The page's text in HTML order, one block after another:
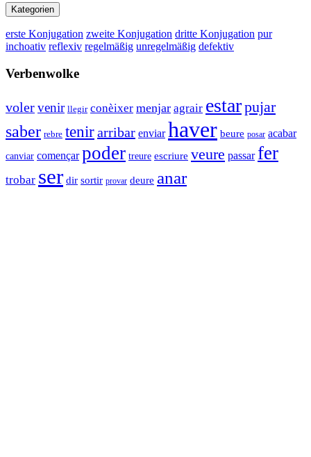
Kategorien
erste Konjugation zweite Konjugation dritte Konjugation pur
inchoativ reflexiv regelmäßig unregelmäßig defektiv
Verbenwolke
volervenir llegir conèixer menjar agrair estarpujar
saber rebre tenirarribar enviar haver beure posar acabar
canviar començar poder treure escriure veure passar fer
trobar ser dir sortir provar deure anar